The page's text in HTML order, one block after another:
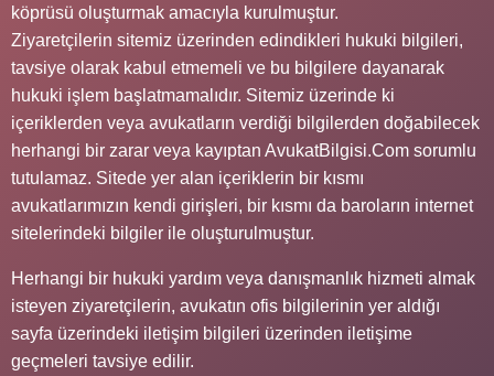
köprüsü oluşturmak amacıyla kurulmuştur.
Ziyaretçilerin sitemiz üzerinden edindikleri hukuki bilgileri,
tavsiye olarak kabul etmemeli ve bu bilgilere dayanarak
hukuki işlem başlatmamalıdır. Sitemiz üzerinde ki
içeriklerden veya avukatların verdiği bilgilerden doğabilecek
herhangi bir zarar veya kayıptan AvukatBilgisi.Com sorumlu
tutulamaz. Sitede yer alan içeriklerin bir kısmı
avukatlarımızın kendi girişleri, bir kısmı da baroların internet
sitelerindeki bilgiler ile oluşturulmuştur.
Herhangi bir hukuki yardım veya danışmanlık hizmeti almak
isteyen ziyaretçilerin, avukatın ofis bilgilerinin yer aldığı
sayfa üzerindeki iletişim bilgileri üzerinden iletişime
geçmeleri tavsiye edilir.